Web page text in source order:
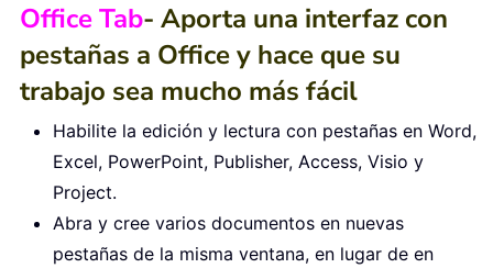
Office Tab- Aporta una interfaz con
pestañas a Office y hace que su
trabajo sea mucho más fácil
Habilite la edición y lectura con pestañas en Word,
Excel, PowerPoint, Publisher, Access, Visio y
Project.
Abra y cree varios documentos en nuevas
pestañas de la misma ventana, en lugar de en